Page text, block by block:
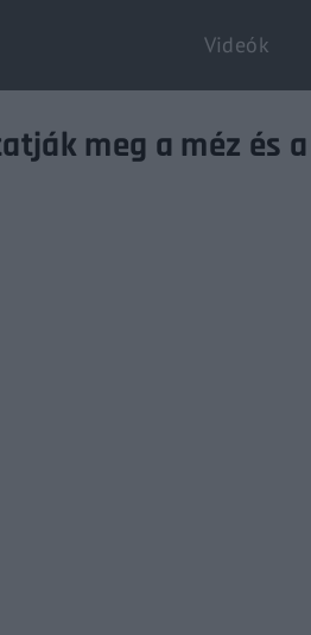
Videók
meg a méz és a
Register